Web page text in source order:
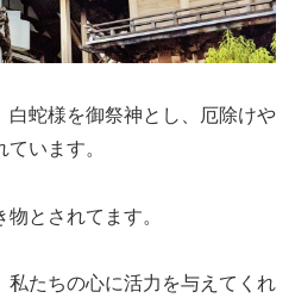
蛇様を御祭神とし、厄除けや
います。
とされてます。
私たちの心に活力を与えてくれ